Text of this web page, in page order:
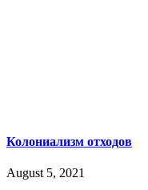
Колониализм отходов
August 5, 2021